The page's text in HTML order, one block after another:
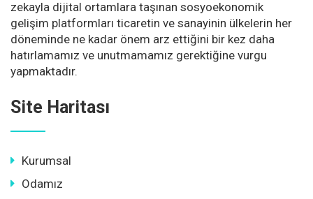
zekayla dijital ortamlara taşınan sosyoekonomik
gelişim platformları ticaretin ve sanayinin ülkelerin her
döneminde ne kadar önem arz ettiğini bir kez daha
hatırlamamız ve unutmamamız gerektiğine vurgu
yapmaktadır.
Site Haritası
Kurumsal
Odamız